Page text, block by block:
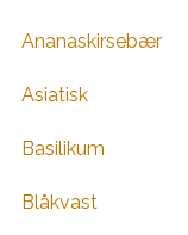
Ananaskirsebær
Asiatisk
Basilikum
Blåkvast